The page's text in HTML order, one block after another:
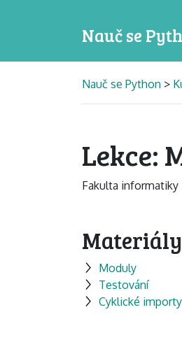
Nauč se
Nauč se Python >
Lekce:
Fakulta informatiky
Materiály
Moduly
Testování
Cyklické importy